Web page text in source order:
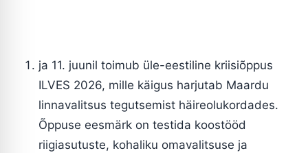
ja 11. juunil toimub üle-eestiline kriisiõppus
ILVES 2026, mille käigus harjutab Maardu
linnavalitsus tegutsemist häireolukordades.
Õppuse eesmärk on testida koostööd
riigiasutuste, kohaliku omavalitsuse ja